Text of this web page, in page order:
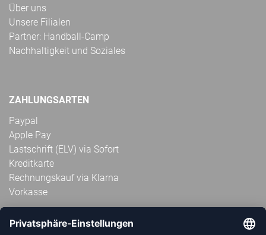
Über uns
Unsere Filialen
Partner: Handball-Camp
Nachhaltigkeit und Soziales
ZAHLUNGSARTEN
Paypal
Apple Pay
Lastschrift (ELV) via Sofort
Kreditkarte
Rechnungskauf via Klarna
Vorkasse
ABONNIERE JETZT DEN KOSTENLOSEN